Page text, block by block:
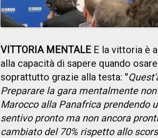
VITTORIA MENTALE E la vittoria è
alla capacità di sapere quando
soprattutto grazie alla testa: ''
Preparare la gara mentalmente
Marocco alla Panafrica prendendo
sentivo pronto ma non ancora
cambiato del 70% rispetto allo